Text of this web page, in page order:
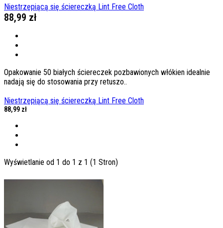
Niestrzępiącą się ściereczką Lint Free Cloth
88,99 zł
Opakowanie 50 białych ściereczek pozbawionych włókien idealnie
nadają się do stosowania przy retuszo..
Niestrzępiącą się ściereczką Lint Free Cloth
88,99 zł
Wyświetlanie od 1 do 1 z 1 (1 Stron)